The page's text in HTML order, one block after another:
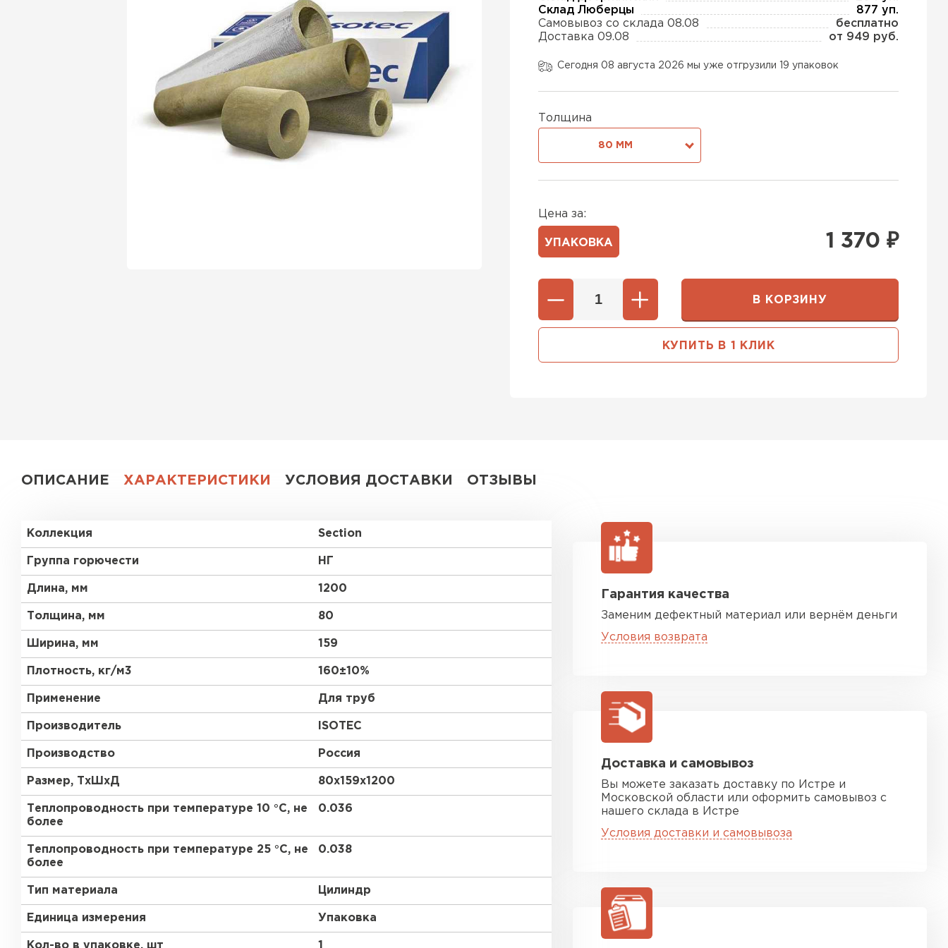
Склад Люберцы
877 уп.
Самовывоз со склада 08.08
бесплатно
Доставка 09.08
от 949 руб.
Сегодня 08 августа 2026 мы уже отгрузили 19 упаковок
Толщина
80 ММ
Цена за:
УПАКОВКА 1 370 ₽
В КОРЗИНУ
КУПИТЬ В 1 КЛИК
ОПИСАНИЕ ХАРАКТЕРИСТИКИ УСЛОВИЯ ДОСТАВКИ ОТЗЫВЫ
Коллекция Section
Группа горючести НГ
Длина, мм 1200
Толщина, мм 80
Ширина, мм 159
Плотность, кг/м3 160±10%
Применение Для труб
Производитель ISOTEC
Производство Россия
Размер, ТхШхД 80х159х1200
Теплопроводность при температуре 10 °С, не
более
0.036
Теплопроводность при температуре 25 °С, не
более
0.038
Тип материала Цилиндр
Единица измерения Упаковка
Кол-во в упаковке, шт 1
Гарантия качества
Заменим дефектный материал или вернём деньги
Условия возврата
Доставка и самовывоз
Вы можете заказать доставку по Истре и
Московской области или оформить самовывоз с
нашего склада в Истре
Условия доставки и самовывоза
Утеплитель Белтеп
ПЕРЕЙТИ
Утеплитель Изотек
Утеплитель Тимплэкс
ПЕРЕЙТИ
ПЕРЕЙТИ ПЕРЕЙТИ
Утеплитель Изомин Рулонная кровля Брит
ПЕРЕЙТИ
Утеплитель Isoroc
ПЕРЕЙТИ
Утеплитель Isover Утеплитель Paroc
Утеплитель Penoplex
ПЕРЕЙТИ ПЕРЕЙТИ
Утеплитель Isoroc
Утеплитель Белтеп
Утеплитель Термит
Утеплитель Ruspanel
Утеплитель Брит
Утеплитель Basfiber